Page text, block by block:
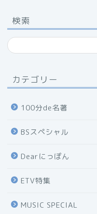
検索
カテゴリー
100分de名著
BSスペシャル
Dearにっぽん
ETV特集
MUSIC SPECIAL